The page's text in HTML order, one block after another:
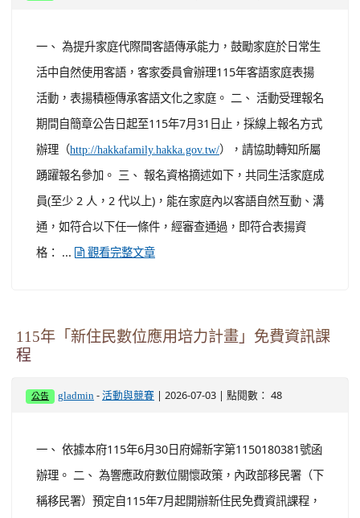
一、 為提升家庭代際間客語傳承能力，鼓勵家庭於日常生
活中自然使用客語，客家委員會辦理115年客語家庭表揚
活動，表揚積極傳承客語文化之家庭。 二、 活動受理報名
期間自簡章公告日起至115年7月31日止，採線上報名方式
辦理（http://hakkafamily.hakka.gov.tw/），請協助轉知所屬
踴躍報名參加。 三、 報名資格摘述如下，共同生活家庭成
員(至少 2 人，2 代以上)，能在家庭內以客語自然互動、溝
通，如符合以下任一條件，經審查通過，即符合表揚資
格： ...
觀看完整文章
115年「新住民數位應用培力計畫」免費資訊課
程
公告 gladmin -活動與競賽 | 2026-07-03 | 點閱數： 48
一、 依據本府115年6月30日府婦新字第1150180381號函
辦理。 二、 為響應政府數位關懷政策，內政部移民署（下
稱移民署）預定自115年7月起開辦新住民免費資訊課程，